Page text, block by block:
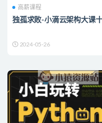
高薪课程
独孤求败-小滴云架构大课
2024-05-26